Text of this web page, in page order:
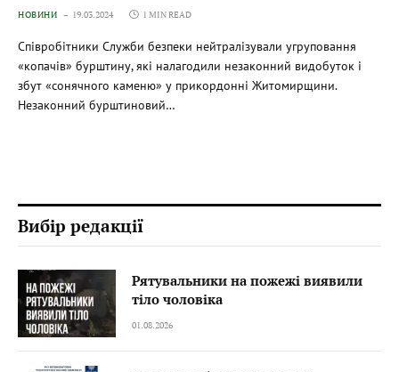
НОВИНИ 19.03.2024 1 MIN READ
Співробітники Служби безпеки нейтралізували угруповання
«копачів» бурштину, які налагодили незаконний видобуток і
збут «сонячного каменю» у прикордонні Житомирщини.
Незаконний бурштиновий…
Вибір редакції
Рятувальники на пожежі виявили
тіло чоловіка
01.08.2026